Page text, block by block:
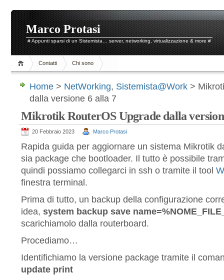
Marco Protasi
# Appunti sparsi di un Sistemista… server, networking, virtualizzazione & more #
Contatti Chi sono
Home > NetWorking, Sistemista@Work >
dalla versione 6 alla 7
Mikrotik RouterOS Upgrade dalla
20 Febbraio 2023 Marco Protasi
Rapida guida per aggiornare un sistema Mikrotik
sia package che bootloader. Il tutto è possibile
quindi possiamo collegarci in ssh o tramite il tool
finestra terminal.
Prima di tutto, un backup della configurazione
idea, system backup save
scarichiamolo dalla routerboard.
Procediamo…
Identifichiamo la versione package tramite il
update print